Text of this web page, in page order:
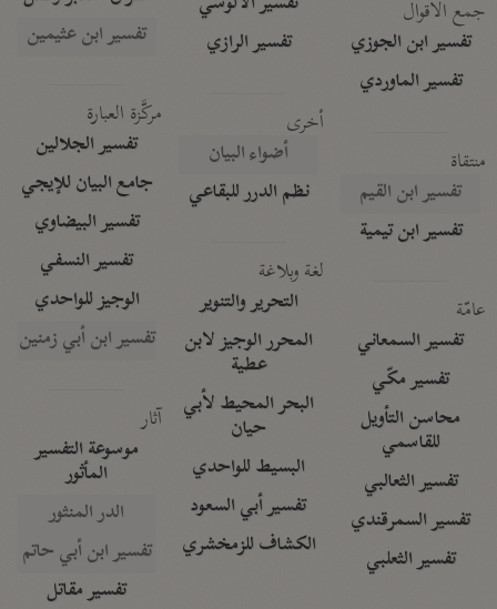
جمع الأقوال
تفسير ابن الجوزي
تفسير الماوردي
منتقاة
تفسير ابن القيم
تفسير ابن تيمية
عامّة
تفسير السمعاني
تفسير مكّي
محاسن التأويل
للقاسمي
تفسير الثعالبي
تفسير السمرقندي
تفسير الثعلبي
تفسير الرازي
أخرى
أضواء البيان
نظم الدرر للبقاعي
لغة وبلاغة
التحرير والتنوير
المحرر الوجيز لابن
عطية
البحر المحيط لأبي
حيان
البسيط للواحدي
تفسير أبي السعود
الكشاف للزمخشري
تفسير ابن عثيمين
مركَّزة العبارة
تفسير الجلالين
جامع البيان للإيجي
تفسير البيضاوي
تفسير النسفي
الوجيز للواحدي
تفسير ابن أبي زمنين
آثار
موسوعة التفسير
المأثور
الدر المنثور
تفسير ابن أبي حاتم
تفسير مقاتل